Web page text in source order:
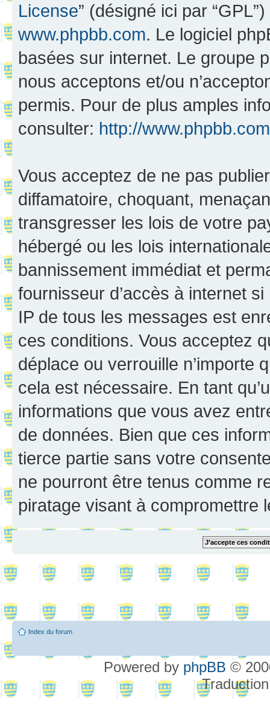
License” (désigné ici par
www.phpbb.com. Le logiciel
basées sur internet. Le groupe
nous acceptons et/ou
permis. Pour de plus amples
consulter: http://
Vous acceptez de ne pas
diffamatoire, choquant,
transgresser les lois de votre
hébergé ou les lois
bannissement immédiat et
fournisseur d’accès à internet
IP de tous les messages est
ces conditions. Vous acceptez
déplace ou verrouille n’importe
cela est nécessaire. En tant
informations que vous avez
de données. Bien que ces
tierce partie sans votre
ne pourront être tenus comme
piratage visant à compromettre
Index du forum
Powered by phpBB ©